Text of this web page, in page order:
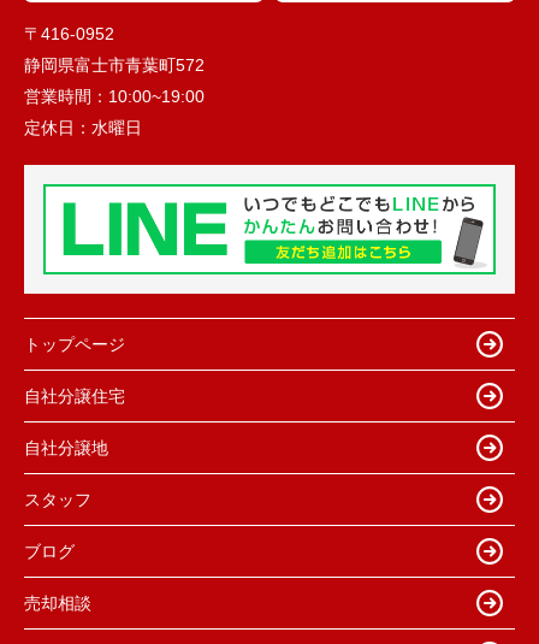
〒416-0952
静岡県富士市青葉町572
営業時間： 10:00~19:00
定休日： 水曜日
トップページ
自社分譲住宅
自社分譲地
スタッフ
ブログ
売却相談